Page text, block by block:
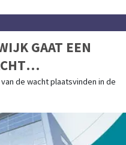
GAAT EEN
de wacht plaatsvinden in de